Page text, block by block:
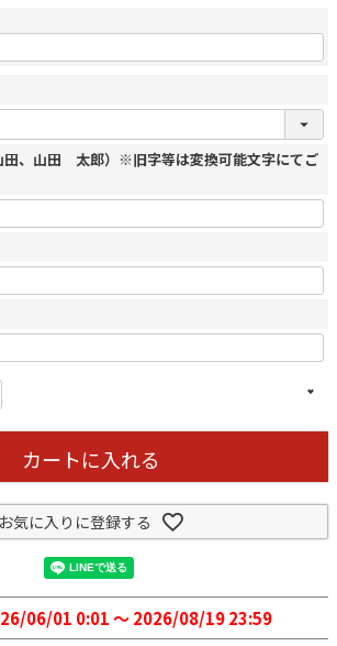
田、山田 太郎）※旧字等は変換可能文字にてご
カートに入れる
お気に入りに登録する
06/01 0:01〜 2026/08/19 23:59